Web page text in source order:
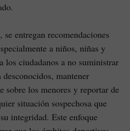
se entregan recomendaciones
a niños, niñas y
los ciudadanos a no suministrar
mantener
sobre los menores y reportar de
situación sospechosa que
integridad. Este enfoque